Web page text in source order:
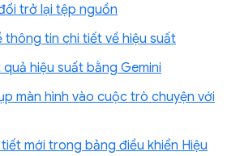
trở lại tệp nguồn
thông tin chi tiết về hiệu suất
hiệu suất bằng Gemini
màn hình vào cuộc trò chuyện với
mới trong bảng điều khiển Hiệu